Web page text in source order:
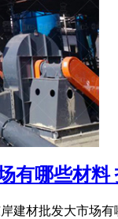
有哪些材料
建材批发大市场